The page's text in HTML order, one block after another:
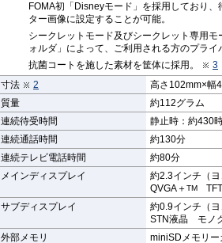
FOMA初「Disneyモード」を採用しており
ター画像に設定することが可能。
シークレットモード及びシークレット専用
ォルダ」によって、ご利用される方のプラ
抗菌コートを施した素材を筐体に採用。
3
寸法
2
高さ102mm×幅
質量
約112グラム
連続待受時間
静止時：約430
連続通話時間
約130分
連続テレビ電話時間
約80分
メインディスプレイ
約2.3インチ（
QVGA＋TM
サブディスプレイ
約0.9インチ（
STN液晶 モノ
外部メモリ
miniSDメモリ